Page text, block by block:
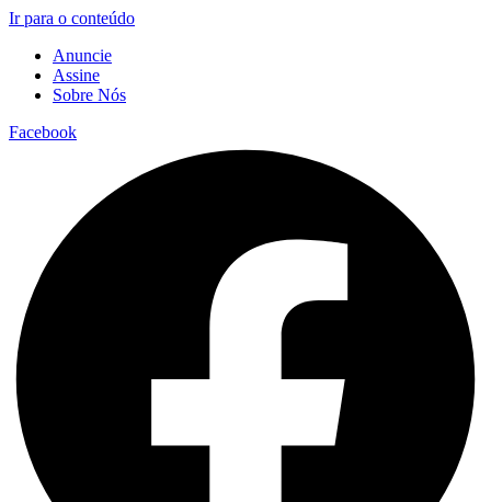
Ir para o conteúdo
Anuncie
Assine
Sobre Nós
Facebook